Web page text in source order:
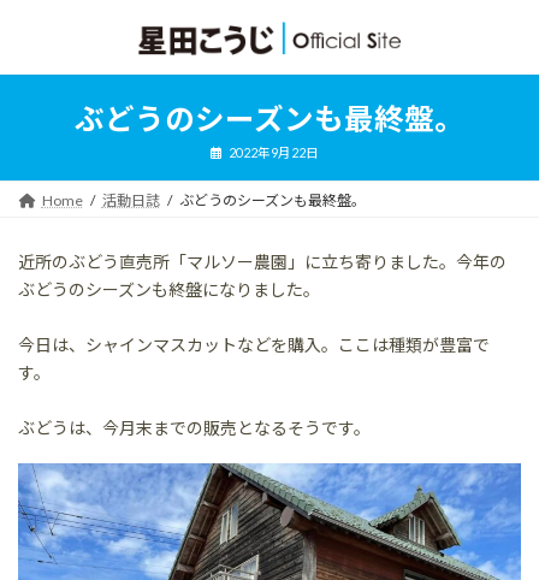
ン
ッ
ー
移
ぶどうのシーズンも最終盤。
2022年9月22日
Home 活動日誌 ぶどうのシーズンも最終盤。
近所のぶどう直売所「マルソー農園」に立ち寄りました。今年の
ぶどうのシーズンも終盤になりました。
今日は、シャインマスカットなどを購入。ここは種類が豊富で
す。
ぶどうは、今月末までの販売となるそうです。